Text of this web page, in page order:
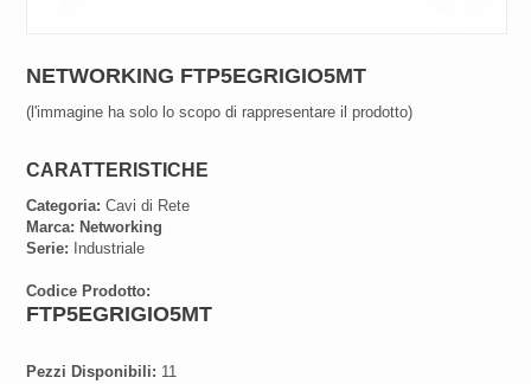
NETWORKING FTP5EGRIGIO5MT
(l'immagine ha solo lo scopo di rappresentare il prodotto)
CARATTERISTICHE
Categoria: Cavi di Rete
Marca: Networking
Serie: Industriale
Codice Prodotto:
FTP5EGRIGIO5MT
Pezzi Disponibili: 11